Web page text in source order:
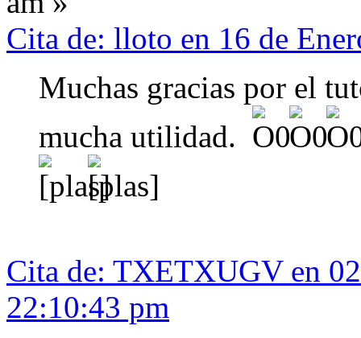
Cita de: lloto en 16 de
Muchas gracias por el
mucha utilidad.
Cita de: TXETXUGV en
22:10:43 pm